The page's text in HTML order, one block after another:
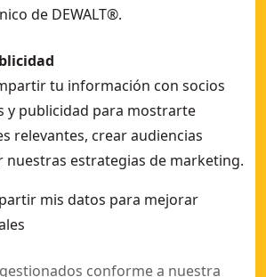
de DEWALT®.
tu información con socios
y publicidad para mostrarte
relevantes, crear audiencias
nuestras estrategias de marketing.
mis datos para mejorar
conforme a nuestra